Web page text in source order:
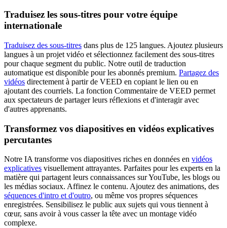
Traduisez les sous-titres pour votre équipe
internationale
Traduisez des sous-titres dans plus de 125 langues. Ajoutez plusieurs
langues à un projet vidéo et sélectionnez facilement des sous-titres
pour chaque segment du public. Notre outil de traduction
automatique est disponible pour les abonnés premium. Partagez des
vidéos directement à partir de VEED en copiant le lien ou en
ajoutant des courriels. La fonction Commentaire de VEED permet
aux spectateurs de partager leurs réflexions et d'interagir avec
d'autres apprenants.
Transformez vos diapositives en vidéos explicatives
percutantes
Notre IA transforme vos diapositives riches en données en vidéos
explicatives visuellement attrayantes. Parfaites pour les experts en la
matière qui partagent leurs connaissances sur YouTube, les blogs ou
les médias sociaux. Affinez le contenu. Ajoutez des animations, des
séquences d'intro et d'outro, ou même vos propres séquences
enregistrées. Sensibilisez le public aux sujets qui vous tiennent à
cœur, sans avoir à vous casser la tête avec un montage vidéo
complexe.